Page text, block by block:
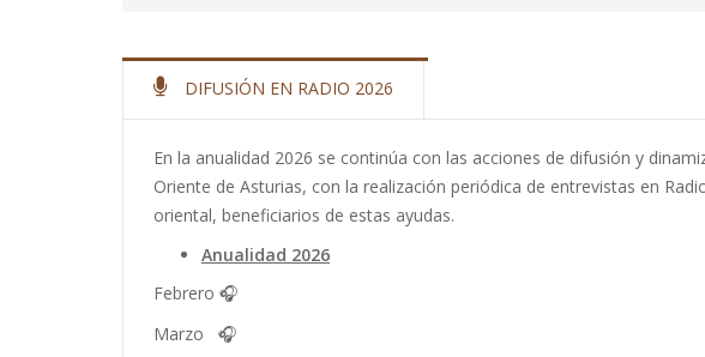
enlaces
de
ayuda
a
la
navegación
DIFUSIÓN EN RADIO 2026
En la anualidad 2026 se continúa con las acciones de difusión y
Oriente de Asturias, con la realización periódica de entrevistas en
oriental, beneficiarios de estas ayudas.
Anualidad 2026
Febrero 🎧
Marzo 🎧